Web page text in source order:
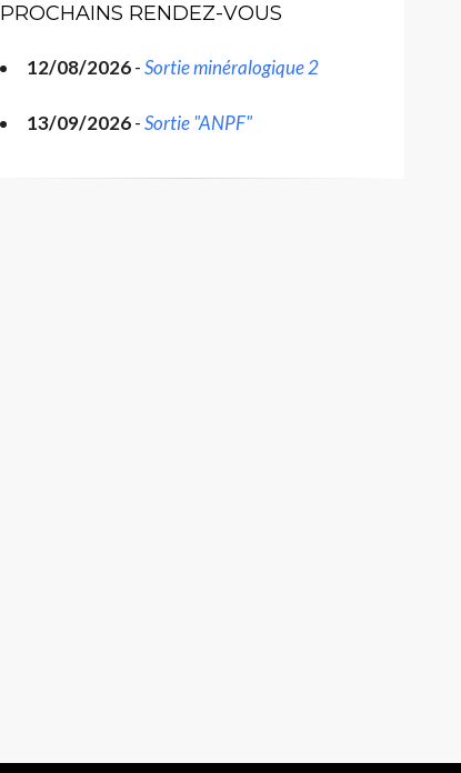
PROCHAINS RENDEZ-VOUS
12/08/2026-Sortie minéralogique 2
13/09/2026-Sortie "ANPF"